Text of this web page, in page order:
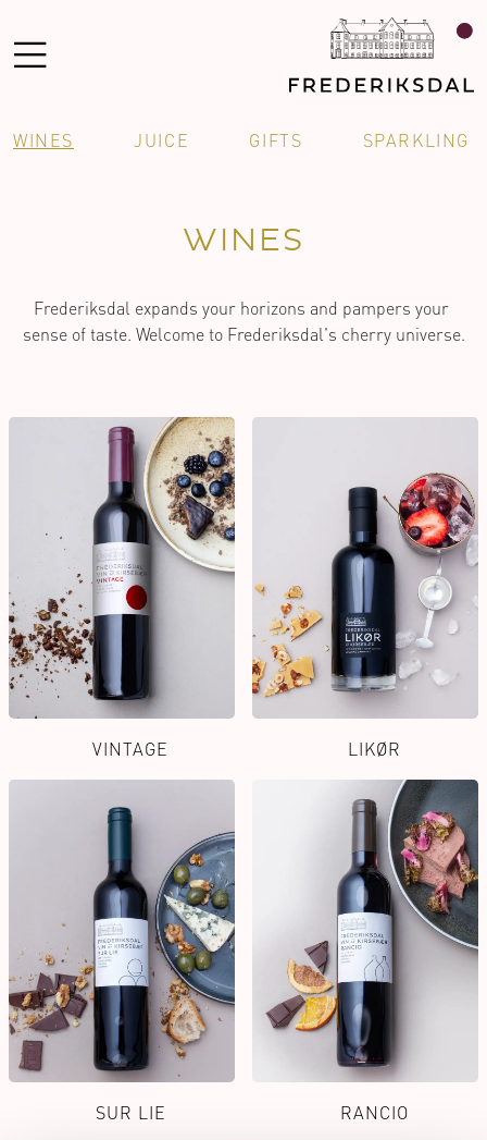
WINES JUICE GIFTS SPARKLING
WINES
Frederiksdal expands your horizons and pampers your
sense of taste. Welcome to Frederiksdal's cherry universe.
VINTAGE LIKØR
SUR LIE RANCIO